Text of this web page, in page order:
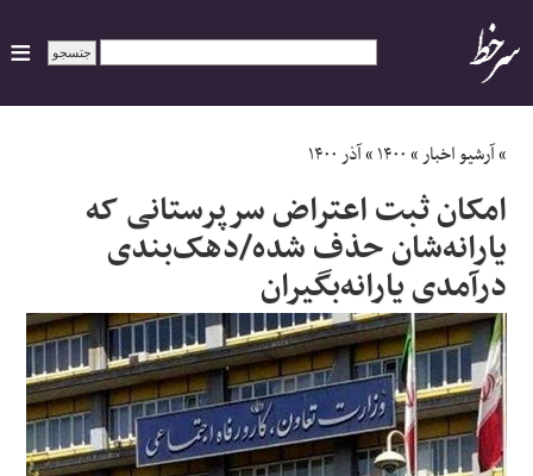
ایران
سیاسی
اقتصاد
ورزشی
جهان
اجتماعی
»آرشیو اخبار»۱۴۰۰»آذر ۱۴۰۰
امکان ثبت اعتراض سرپرستانی که
یارانه‌شان حذف شده/دهک‌بندی
درآمدی یارانه‌بگیران